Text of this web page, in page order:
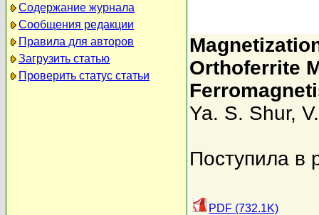
Содержание журнала
Сообщения редакции
Правила для авторов
Загрузить статью
Проверить статус статьи
Orthoferrite
Ya. S. Shur,
Поступила в
PDF (732.1K)